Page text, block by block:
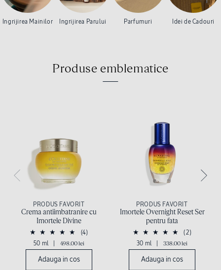
Ingrijirea Mainilor Ingrijirea Parului Parfumuri Idei de Cadouri
Produse emblematice
PRODUS FAVORIT
Crema antiimbatranire cu
Imortele Divine
(4)
50 ml 498.00 lei
Adauga in cos
PRODUS FAVORIT
Imortele Overnight Reset Ser
pentru fata
(2)
30 ml 338.00 lei
Adauga in cos